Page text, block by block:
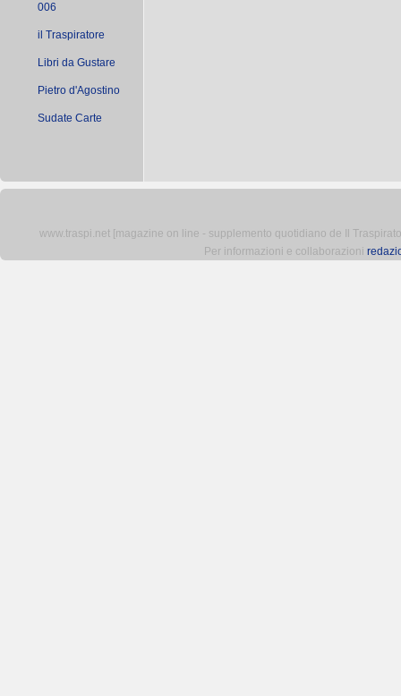
006
il Traspiratore
Libri da Gustare
Pietro d'Agostino
Sudate Carte
www.traspi.net [magazine on line - supplemento quotidiano de Il
Per informazioni e collaborazioni